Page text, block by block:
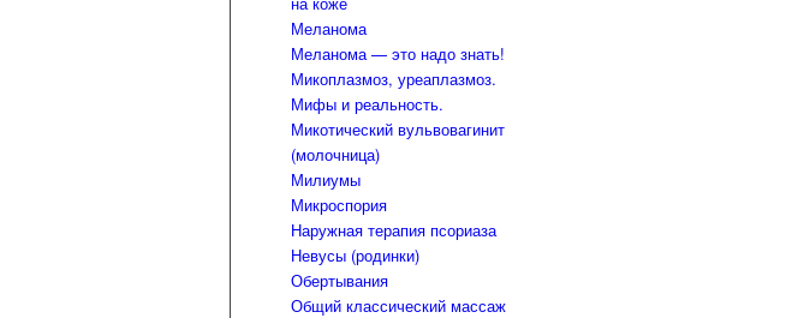
Меланома
Меланома — это надо знать!
Микоплазмоз, уреаплазмоз.
Мифы и реальность.
Микотический вульвовагинит
(молочница)
Милиумы
Микроспория
Наружная терапия псориаза
Невусы (родинки)
Обертывания
Общий классический массаж